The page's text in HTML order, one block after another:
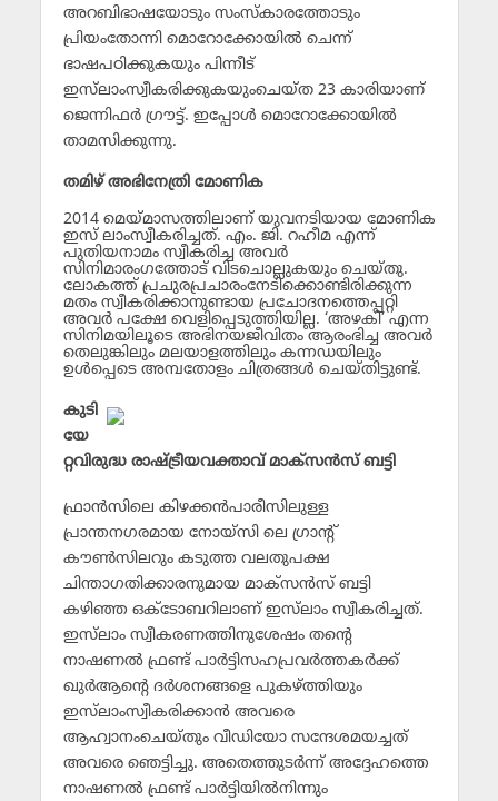
അറബിഭാഷയോടും സംസ്‌കാരത്തോടും
പ്രിയംതോന്നി മൊറോക്കോയില്‍ ചെന്ന്
ഭാഷപഠിക്കുകയും പിന്നീട്
ഇസ്‌ലാംസ്വീകരിക്കുകയുംചെയ്ത 23 കാരിയാണ്
ജെന്നിഫര്‍ ഗ്രൗട്ട്. ഇപ്പോള്‍ മൊറോക്കോയില്‍
താമസിക്കുന്നു.
തമിഴ് അഭിനേത്രി മോണിക
2014 മെയ്മാസത്തിലാണ് യുവനടിയായ മോണിക
ഇസ് ലാംസ്വീകരിച്ചത്. എം. ജി. റഹീമ എന്ന്
പുതിയനാമം സ്വീകരിച്ച അവര്‍
സിനിമാരംഗത്തോട് വിടചൊല്ലുകയും ചെയ്തു.
ലോകത്ത് പ്രചുരപ്രചാരംനേടിക്കൊണ്ടിരിക്കുന്ന
മതം സ്വീകരിക്കാനുണ്ടായ പ്രചോദനത്തെപ്പറ്റി
അവര്‍ പക്ഷേ വെളിപ്പെടുത്തിയില്ല. ‘അഴകി’ എന്ന
സിനിമയിലൂടെ അഭിനയജീവിതം ആരംഭിച്ച അവര്‍
തെലുങ്കിലും മലയാളത്തിലും കന്നഡയിലും
ഉള്‍പ്പെടെ അമ്പതോളം ചിത്രങ്ങള്‍ ചെയ്തിട്ടുണ്ട്.
കുടി
യേ
റ്റവിരുദ്ധ രാഷ്ട്രീയവക്താവ് മാക്‌സന്‍സ് ബട്ടി
ഫ്രാന്‍സിലെ കിഴക്കന്‍പാരീസിലുള്ള
പ്രാന്തനഗരമായ നോയ്‌സി ലെ ഗ്രാന്റ്
കൗണ്‍സിലറും കടുത്ത വലതുപക്ഷ
ചിന്താഗതിക്കാരനുമായ മാക്‌സന്‍സ് ബട്ടി
കഴിഞ്ഞ ഒക്ടോബറിലാണ് ഇസ്‌ലാം സ്വീകരിച്ചത്.
ഇസ്‌ലാം സ്വീകരണത്തിനുശേഷം തന്റെ
നാഷണല്‍ ഫ്രണ്ട് പാര്‍ട്ടിസഹപ്രവര്‍ത്തകര്‍ക്ക്
ഖുര്‍ആന്റെ ദര്‍ശനങ്ങളെ പുകഴ്ത്തിയും
ഇസ്‌ലാംസ്വീകരിക്കാന്‍ അവരെ
ആഹ്വാനംചെയ്തും വീഡിയോ സന്ദേശമയച്ചത്
അവരെ ഞെട്ടിച്ചു. അതെത്തുടര്‍ന്ന് അദ്ദേഹത്തെ
നാഷണല്‍ ഫ്രണ്ട് പാര്‍ട്ടിയില്‍നിന്നും